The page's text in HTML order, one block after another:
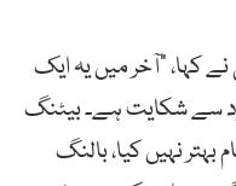
کہا، “آخر میں یہ ایک
سے شکایت ہے۔ بیٹنگ
نہیں کیا، بالنگ